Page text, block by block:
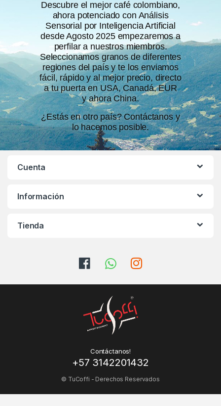
Descubre el mejor café colombiano,
ahora potenciado con Análisis
Sensorial por Inteligencia Artificial
desde Agosto 2025 empezaremos a
perfilar a nuestros miembros.
Seleccionamos granos de diferentes
regiones del país y te los enviamos
fácil, rápido y al mejor precio, directo
a tu puerta en USA, Canadá, EUR
y ahora China.
¿Estás en otro país? Contáctanos y
lo hacemos posible.
Cuenta
Información
Tienda
Contáctanos!
+57 3142201432